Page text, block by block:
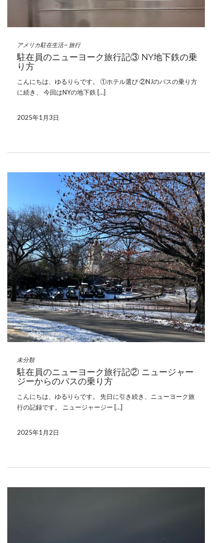
アメリカ駐在生活~ 旅行
駐在員のニューヨーク旅行記③ NY地下鉄の乗
り方
こんにちは、ゆるりらです。 ①ホテル選び ②NJのバスの乗り方
に続き、 今回はNYの地下鉄 […]
2025年1月3日
未分類
駐在員のニューヨーク旅行記② ニュージャー
ジーからのバスの乗り方
こんにちは、ゆるりらです。 先日に引き続き、ニューヨーク旅
行の記録です。 ニュージャージー […]
2025年1月2日